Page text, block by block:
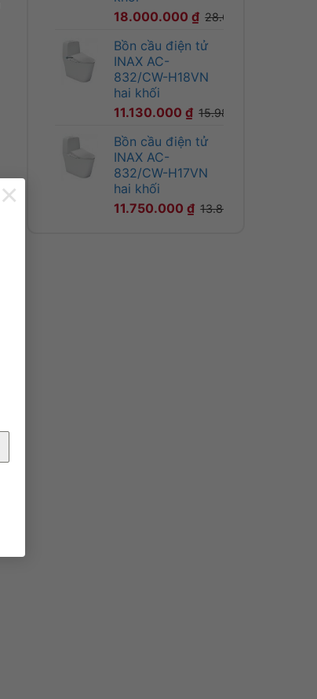
×
18.000.000₫ 28.600.000
Bồn cầu điện tử
INAX AC-
832/CW-H18VN
hai khối
11.130.000₫ 15.980.000
Bồn cầu điện tử
INAX AC-
832/CW-H17VN
hai khối
11.750.000₫ 13.890.000